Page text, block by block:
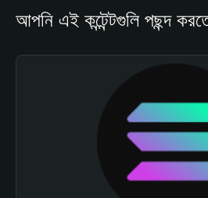
আপনি এই কন্টেন্টগুলি পছন্দ